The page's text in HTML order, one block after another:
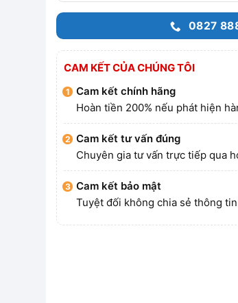
0827
CAM KẾT CỦA CHÚNG TÔI
Cam kết chính hãng
Hoàn tiền 200% nếu phát hiện
Cam kết tư vấn đúng
Chuyên gia tư vấn trực tiếp qua
Cam kết bảo mật
Tuyệt đối không chia sẻ thông